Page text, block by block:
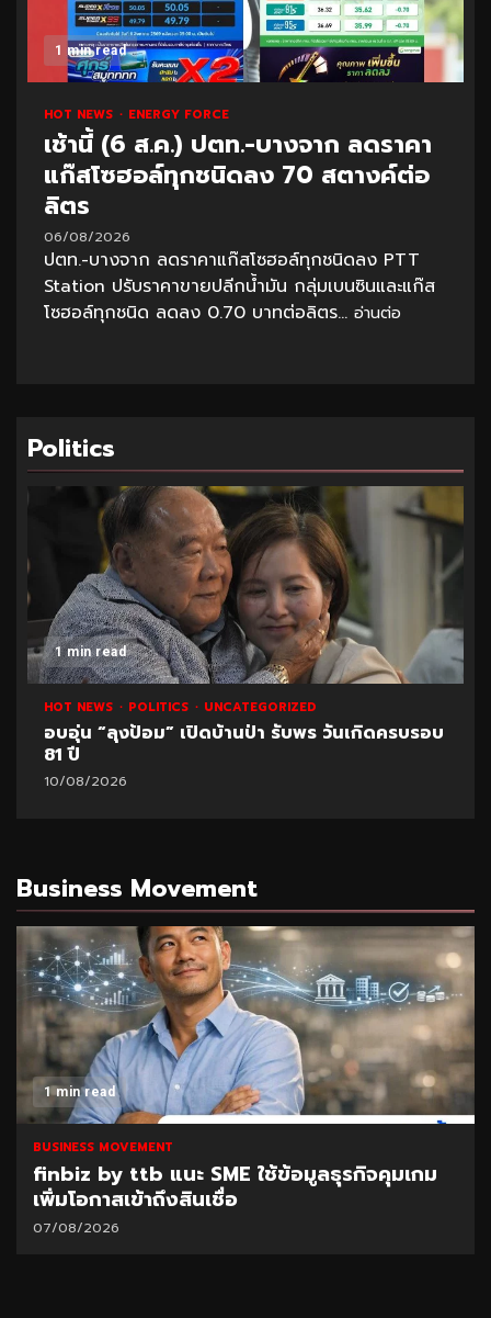
1 min read
HOT NEWS ENERGY FORCE
เช้านี้ (6 ส.ค.) ปตท.-บางจาก ลดราคา
แก๊สโซฮอล์ทุกชนิดลง 70 สตางค์ต่อ
ลิตร
06/08/2026
ปตท.-บางจาก ลดราคาแก๊สโซฮอล์ทุกชนิดลง PTT
Station ปรับราคาขายปลีกน้ำมัน กลุ่มเบนซินและแก๊ส
โซฮอล์ทุกชนิด ลดลง 0.70 บาทต่อลิตร... อ่านต่อ
Politics
1 min read
HOT NEWS POLITICS UNCATEGORIZED
อบอุ่น “ลุงป้อม” เปิดบ้านป่า รับพร วันเกิดครบรอบ
81 ปี
10/08/2026
Business Movement
1 min read
BUSINESS MOVEMENT
finbiz by ttb แนะ SME ใช้ข้อมูลธุรกิจคุมเกม
เพิ่มโอกาสเข้าถึงสินเชื่อ
07/08/2026